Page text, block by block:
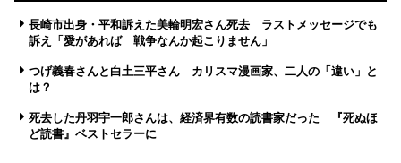
長崎市出身・平和訴えた美輪明宏さん死去 ラストメッセージでも
訴え「愛があれば 戦争なんか起こりません」
つげ義春さんと白土三平さん カリスマ漫画家、二人の「違い」と
は？
死去した丹羽宇一郎さんは、経済界有数の読書家だった 『死ぬほ
ど読書』ベストセラーに